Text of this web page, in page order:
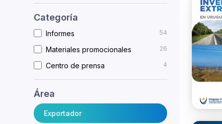
Categoría
Informes 54
Materiales promocionales 26
Centro de prensa 4
Área
Exportador